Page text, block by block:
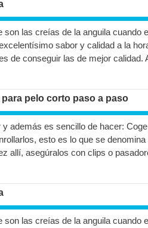
son las creías de la anguila cuando
sabor y calidad a la
de conseguir las de mejor
pelo corto paso a paso
además es sencillo de hacer:
esto es lo que se
allí, asegúralos con clips o
son las creías de la anguila cuando